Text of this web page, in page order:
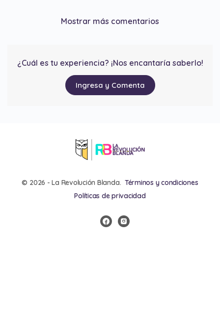
Mostrar más comentarios
¿Cuál es tu experiencia? ¡Nos encantaría saberlo!
Ingresa y Comenta
© 2026 - La Revolución Blanda. Términos y condiciones
Políticas de privacidad